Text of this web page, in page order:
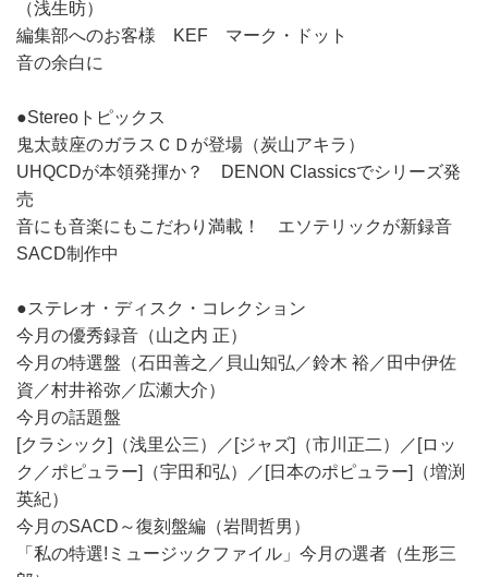
（浅生昉）
編集部へのお客様 KEF マーク・ドット
音の余白に
●Stereoトピックス
鬼太鼓座のガラスＣＤが登場（炭山アキラ）
UHQCDが本領発揮か？ DENON Classicsでシリーズ発
売
音にも音楽にもこだわり満載！ エソテリックが新録音
SACD制作中
●ステレオ・ディスク・コレクション
今月の優秀録音（山之内 正）
今月の特選盤（石田善之／貝山知弘／鈴木 裕／田中伊佐
資／村井裕弥／広瀬大介）
今月の話題盤
[クラシック]（浅里公三）／[ジャズ]（市川正二）／[ロッ
ク／ポピュラー]（宇田和弘）／[日本のポピュラー]（増渕
英紀）
今月のSACD～復刻盤編（岩間哲男）
「私の特選!ミュージックファイル」今月の選者（生形三